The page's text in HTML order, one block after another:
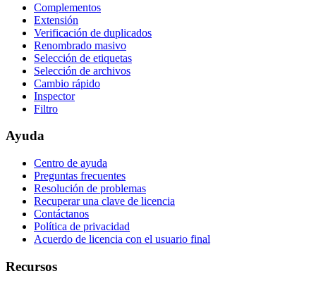
Complementos
Extensión
Verificación de duplicados
Renombrado masivo
Selección de etiquetas
Selección de archivos
Cambio rápido
Inspector
Filtro
Ayuda
Centro de ayuda
Preguntas frecuentes
Resolución de problemas
Recuperar una clave de licencia
Contáctanos
Política de privacidad
Acuerdo de licencia con el usuario final
Recursos